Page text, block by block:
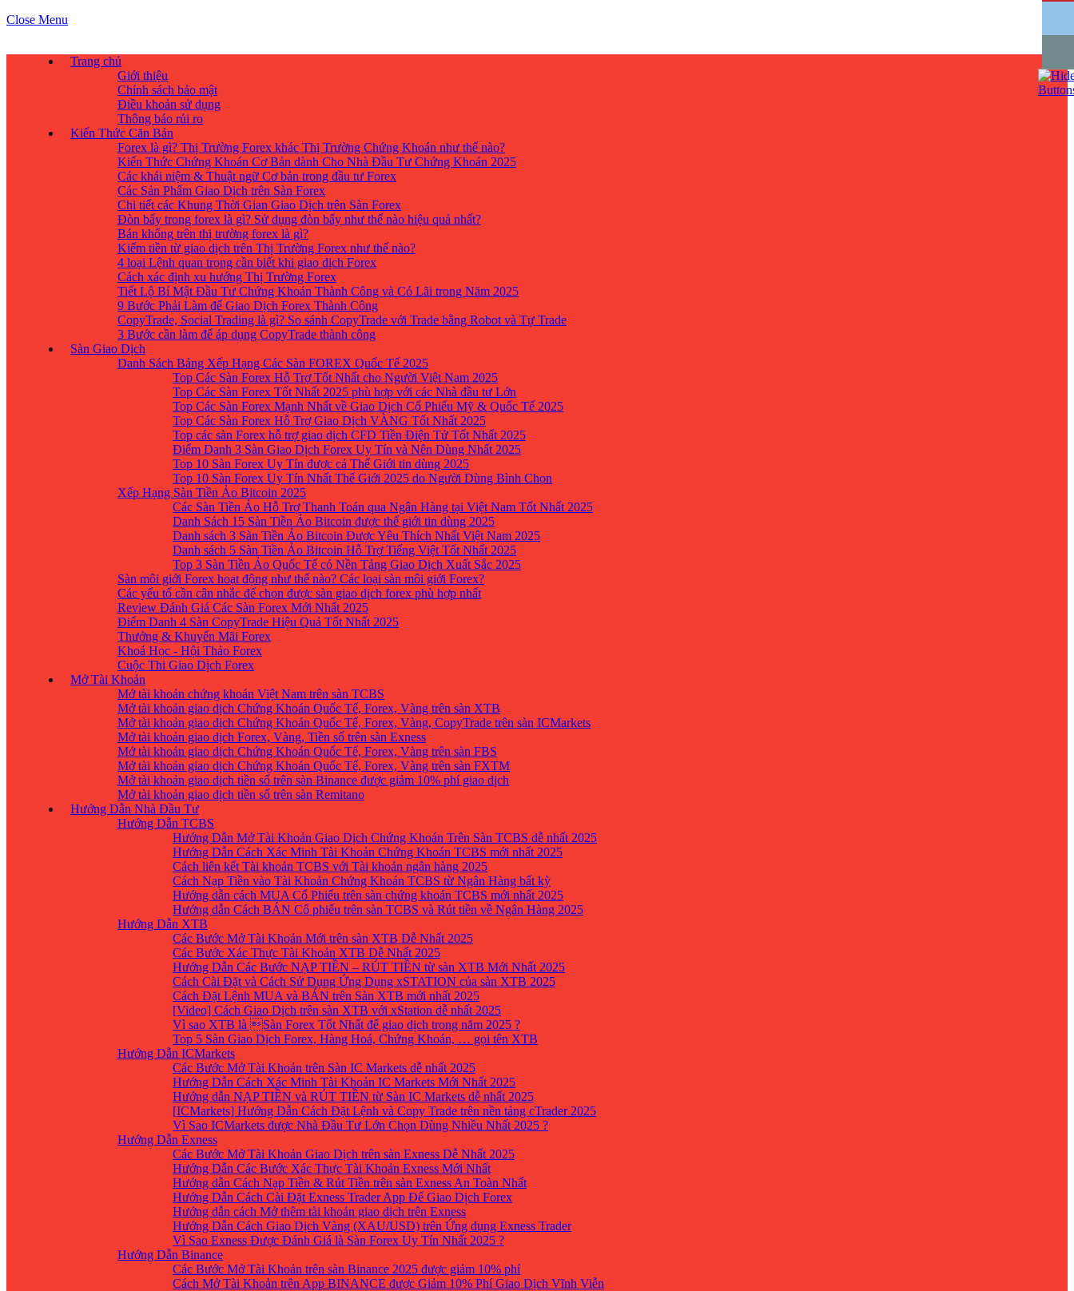
Close Menu
Trang chủ
Giới thiệu
Chính sách bảo mật
Điều khoản sử dụng
Thông báo rủi ro
Kiến Thức Căn Bản
Forex là gì? Thị Trường Forex khác Thị Trường Chứng Khoán như thế nào?
Kiến Thức Chứng Khoán Cơ Bản dành Cho Nhà Đầu Tư Chứng Khoán 2025
Các khái niệm & Thuật ngữ Cơ bản trong đầu tư Forex
Các Sản Phẩm Giao Dịch trên Sàn Forex
Chi tiết các Khung Thời Gian Giao Dịch trên Sàn Forex
Đòn bẩy trong forex là gì? Sử dụng đòn bẩy như thế nào hiệu quả nhất?
Bán khống trên thị trường forex là gì?
Kiếm tiền từ giao dịch trên Thị Trường Forex như thế nào?
4 loại Lệnh quan trọng cần biết khi giao dịch Forex
Cách xác định xu hướng Thị Trường Forex
Tiết Lộ Bí Mật Đầu Tư Chứng Khoán Thành Công và Có Lãi trong Năm 2025
9 Bước Phải Làm để Giao Dịch Forex Thành Công
CopyTrade, Social Trading là gì? So sánh CopyTrade với Trade bằng Robot và Tự Trade
3 Bước cần làm để áp dụng CopyTrade thành công
Sàn Giao Dịch
Danh Sách Bảng Xếp Hạng Các Sàn FOREX Quốc Tế 2025
Top Các Sàn Forex Hỗ Trợ Tốt Nhất cho Người Việt Nam 2025
Top Các Sàn Forex Tốt Nhất 2025 phù hợp với các Nhà đầu tư Lớn
Top Các Sàn Forex Mạnh Nhất về Giao Dịch Cổ Phiếu Mỹ & Quốc Tế 2025
Top Các Sàn Forex Hỗ Trợ Giao Dịch VÀNG Tốt Nhất 2025
Top các sàn Forex hỗ trợ giao dịch CFD Tiền Điện Tử Tốt Nhất 2025
Điểm Danh 3 Sàn Giao Dịch Forex Uy Tín và Nên Dùng Nhất 2025
Top 10 Sàn Forex Uy Tín được cả Thế Giới tin dùng 2025
Top 10 Sàn Forex Uy Tín Nhất Thế Giới 2025 do Người Dùng Bình Chọn
Xếp Hạng Sàn Tiền Ảo Bitcoin 2025
Các Sàn Tiền Ảo Hỗ Trợ Thanh Toán qua Ngân Hàng tại Việt Nam Tốt Nhất 2025
Danh Sách 15 Sàn Tiền Ảo Bitcoin được thế giới tin dùng 2025
Danh sách 3 Sàn Tiền Ảo Bitcoin Được Yêu Thích Nhất Việt Nam 2025
Danh sách 5 Sàn Tiền Ảo Bitcoin Hỗ Trợ Tiếng Việt Tốt Nhất 2025
Top 3 Sàn Tiền Ảo Quốc Tế có Nền Tảng Giao Dịch Xuất Sắc 2025
Sàn môi giới Forex hoạt động như thế nào? Các loại sàn môi giới Forex?
Các yếu tố cần cân nhắc để chọn được sàn giao dịch forex phù hợp nhất
Review Đánh Giá Các Sàn Forex Mới Nhất 2025
Điểm Danh 4 Sàn CopyTrade Hiệu Quả Tốt Nhất 2025
Thưởng & Khuyến Mãi Forex
Khoá Học - Hội Thảo Forex
Cuộc Thi Giao Dịch Forex
Mở Tài Khoản
Mở tài khoản chứng khoán Việt Nam trên sàn TCBS
Mở tài khoản giao dịch Chứng Khoán Quốc Tế, Forex, Vàng trên sàn XTB
Mở tài khoản giao dịch Chứng Khoán Quốc Tế, Forex, Vàng, CopyTrade trên sàn ICMarkets
Mở tài khoản giao dịch Forex, Vàng, Tiền số trên sàn Exness
Mở tài khoản giao dịch Chứng Khoán Quốc Tế, Forex, Vàng trên sàn FBS
Mở tài khoản giao dịch Chứng Khoán Quốc Tế, Forex, Vàng trên sàn FXTM
Mở tài khoản giao dịch tiền số trên sàn Binance được giảm 10% phí giao dịch
Mở tài khoản giao dịch tiền số trên sàn Remitano
Hướng Dẫn Nhà Đầu Tư
Hướng Dẫn TCBS
Hướng Dẫn Mở Tài Khoản Giao Dịch Chứng Khoán Trên Sàn TCBS dễ nhất 2025
Hướng Dẫn Cách Xác Minh Tài Khoản Chứng Khoán TCBS mới nhất 2025
Cách liên kết Tài khoản TCBS với Tài khoản ngân hàng 2025
Cách Nạp Tiền vào Tài Khoản Chứng Khoán TCBS từ Ngân Hàng bất kỳ
Hướng dẫn cách MUA Cổ Phiếu trên sàn chứng khoán TCBS mới nhất 2025
Hướng dẫn Cách BÁN Cổ phiếu trên sàn TCBS và Rút tiền về Ngân Hàng 2025
Hướng Dẫn XTB
Các Bước Mở Tài Khoản Mới trên sàn XTB Dễ Nhất 2025
Các Bước Xác Thực Tài Khoản XTB Dễ Nhất 2025
Hướng Dẫn Các Bước NẠP TIỀN – RÚT TIỀN từ sàn XTB Mới Nhất 2025
Cách Cài Đặt và Cách Sử Dụng Ứng Dụng xSTATION của sàn XTB 2025
Cách Đặt Lệnh MUA và BÁN trên Sàn XTB mới nhất 2025
[Video] Cách Giao Dịch trên sàn XTB với xStation dễ nhất 2025
Vì sao XTB là Sàn Forex Tốt Nhất để giao dịch trong năm 2025 ?
Top 5 Sàn Giao Dịch Forex, Hàng Hoá, Chứng Khoán, … gọi tên XTB
Hướng Dẫn ICMarkets
Các Bước Mở Tài Khoản trên Sàn IC Markets dễ nhất 2025
Hướng Dẫn Cách Xác Minh Tài Khoản IC Markets Mới Nhất 2025
Hướng dẫn NẠP TIỀN và RÚT TIỀN từ Sàn IC Markets dễ nhất 2025
[ICMarkets] Hướng Dẫn Cách Đặt Lệnh và Copy Trade trên nền tảng cTrader 2025
Vì Sao ICMarkets được Nhà Đầu Tư Lớn Chọn Dùng Nhiều Nhất 2025 ?
Hướng Dẫn Exness
Các Bước Mở Tài Khoản Giao Dịch trên sàn Exness Dễ Nhất 2025
Hướng Dẫn Các Bước Xác Thực Tài Khoản Exness Mới Nhất
Hướng dẫn Cách Nạp Tiền & Rút Tiền trên sàn Exness An Toàn Nhất
Hướng Dẫn Cách Cài Đặt Exness Trader App Để Giao Dịch Forex
Hướng dẫn cách Mở thêm tài khoản giao dịch trên Exness
Hướng Dẫn Cách Giao Dịch Vàng (XAU/USD) trên Ứng dụng Exness Trader
Vì Sao Exness Được Đánh Giá là Sàn Forex Uy Tín Nhất 2025 ?
Hướng Dẫn Binance
Các Bước Mở Tài Khoản trên sàn Binance 2025 được giảm 10% phí
Cách Mở Tài Khoản trên App BINANCE được Giảm 10% Phí Giao Dịch Vĩnh Viễn